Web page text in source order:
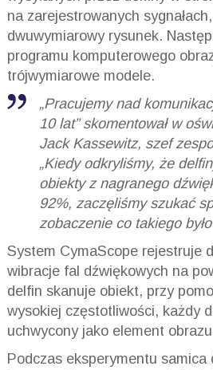
na zarejestrowanych
dwuwymiarowy rysunek.
programu komputerowego
trójwymiarowe modele.
„Pracujemy nad
10 lat” skomentował w
Jack Kassewitz, szef
„Kiedy odkryliśmy, że
obiekty z nagranego
92%, zaczęliśmy szukać
zobaczenie co takiego
System CymaScope rejestruje
wibracje fal dźwiękowych na
delfin skanuje obiekt, przy
wysokiej częstotliwości, każdy
uchwycony jako element
Podczas eksperymentu samica